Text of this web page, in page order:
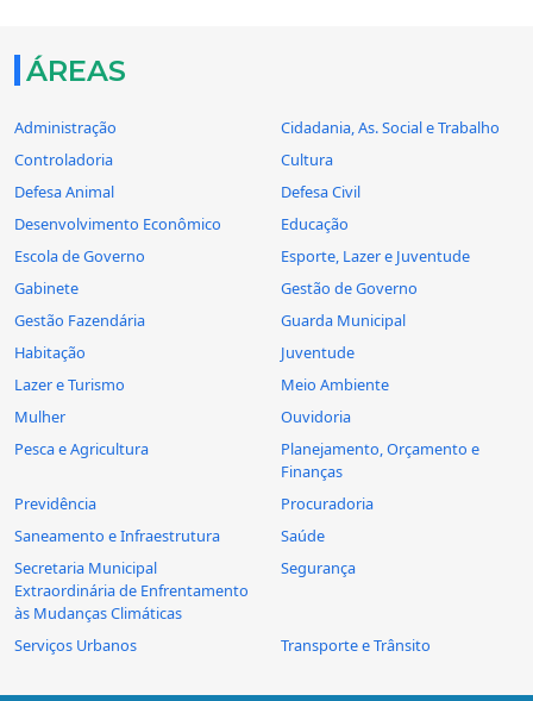
ÁREAS
Administração
Cidadania, As. Social e Trabalho
Controladoria
Cultura
Defesa Animal
Defesa Civil
Desenvolvimento Econômico
Educação
Escola de Governo
Esporte, Lazer e Juventude
Gabinete
Gestão de Governo
Gestão Fazendária
Guarda Municipal
Habitação
Juventude
Lazer e Turismo
Meio Ambiente
Mulher
Ouvidoria
Pesca e Agricultura
Planejamento, Orçamento e
Finanças
Previdência
Procuradoria
Saneamento e Infraestrutura
Saúde
Secretaria Municipal
Extraordinária de Enfrentamento
às Mudanças Climáticas
Segurança
Serviços Urbanos Transporte e Trânsito